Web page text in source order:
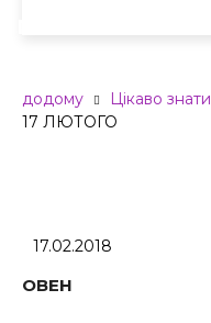
додому Цікаво знати
17 ЛЮТОГО
17.02.2018
ОВЕН